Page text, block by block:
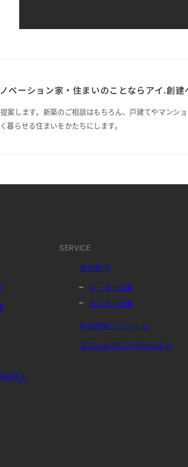
ベーション家・住まいのことならアイ.創建
します。新築のご相談はもちろん、戸建てやマンシ
らせる住まいをかたちにします。
移住へ
SERVICE
注文住宅
オーダー住宅
セレクト住宅
中古住宅リフォーム
マンションリノベーション